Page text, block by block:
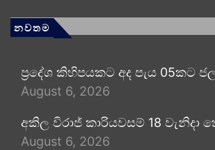
නවතම
ප්‍රදේශ කිහිපයකට අද පැය 05කට
August 6, 2026
අකිල විරාජ් කාරියවසම් 18 වැනිදා
August 6, 2026